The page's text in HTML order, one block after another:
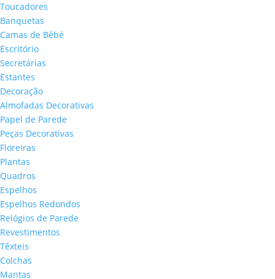
Toucadores
Banquetas
Camas de Bébé
Escritório
Secretárias
Estantes
Decoração
Almofadas Decorativas
Papel de Parede
Peças Decorativas
Floreiras
Plantas
Quadros
Espelhos
Espelhos Redondos
Relógios de Parede
Revestimentos
Têxteis
Colchas
Mantas